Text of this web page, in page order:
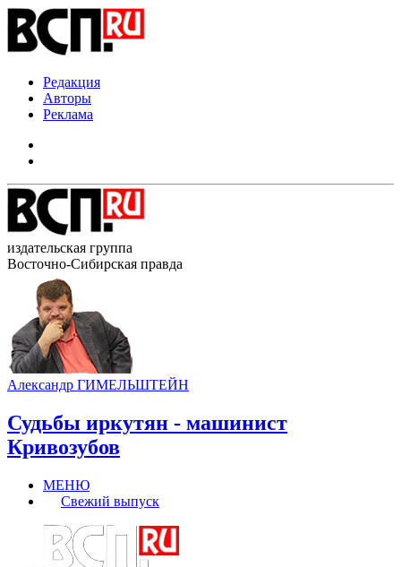
Редакция
Авторы
Реклама
издательская группа
Восточно-Сибирская правда
Александр ГИМЕЛЬШТЕЙН
Судьбы иркутян - машинист
Кривозубов
МЕНЮ
Свежий выпуск